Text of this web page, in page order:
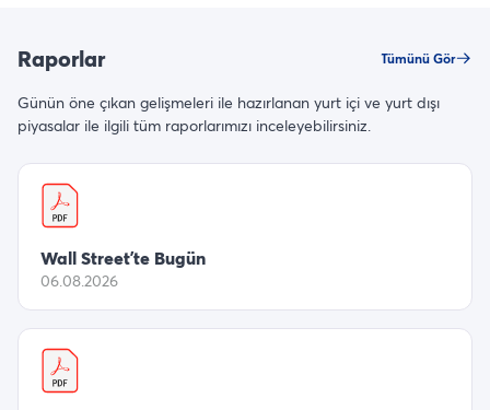
Raporlar Tümünü Gör
Günün öne çıkan gelişmeleri ile hazırlanan yurt içi ve yurt dışı
piyasalar ile ilgili tüm raporlarımızı inceleyebilirsiniz.
Wall Street’te Bugün
06.08.2026